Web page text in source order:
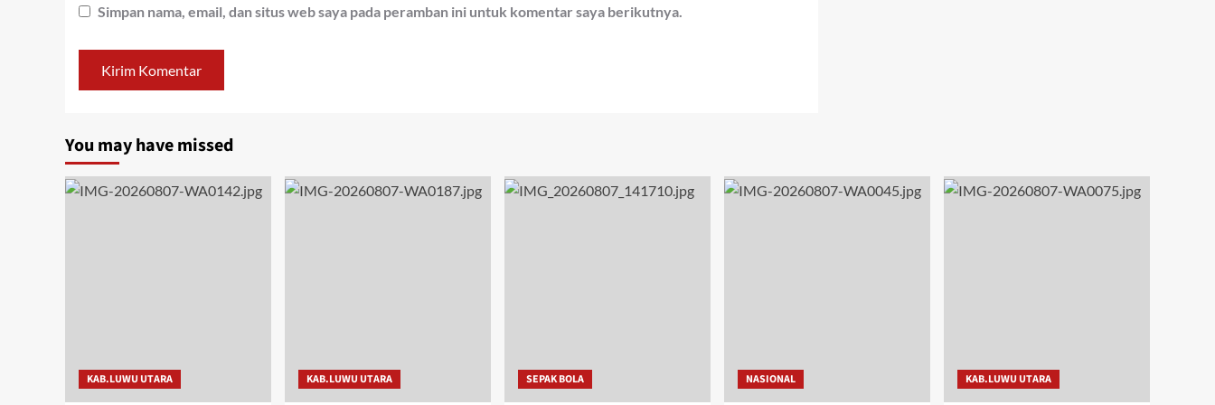
Simpan nama, email, dan situs web saya pada peramban ini untuk komentar saya berikutnya.
You may have missed
KAB.LUWU UTARA KAB.LUWU UTARA SEPAK BOLA NASIONAL KAB.LUWU UTARA